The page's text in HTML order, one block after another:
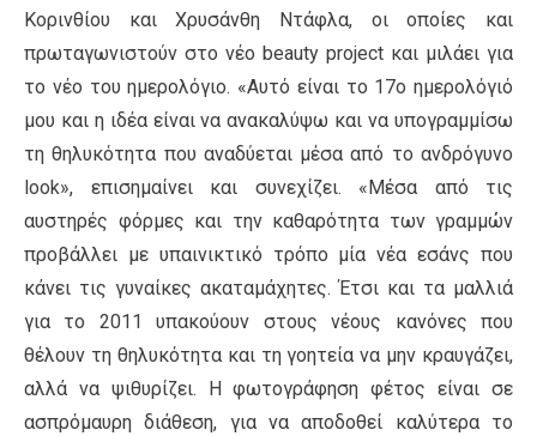
Κορινθίου και Χρυσάνθη Ντάφλα, οι οποίες και
πρωταγωνιστούν στο νέο beauty project και μιλάει για
το νέο του ημερολόγιο. «Αυτό είναι το 17ο ημερολόγιό
μου και η ιδέα είναι να ανακαλύψω και να υπογραμμίσω
τη θηλυκότητα που αναδύεται μέσα από το ανδρόγυνο
look», επισημαίνει και συνεχίζει. «Μέσα από τις
αυστηρές φόρμες και την καθαρότητα των γραμμών
προβάλλει με υπαινικτικό τρόπο μία νέα εσάνς που
κάνει τις γυναίκες ακαταμάχητες. Έτσι και τα μαλλιά
για το 2011 υπακούουν στους νέους κανόνες που
θέλουν τη θηλυκότητα και τη γοητεία να μην κραυγάζει,
αλλά να ψιθυρίζει. Η φωτογράφηση φέτος είναι σε
ασπρόμαυρη διάθεση, για να αποδoθεί καλύτερα το